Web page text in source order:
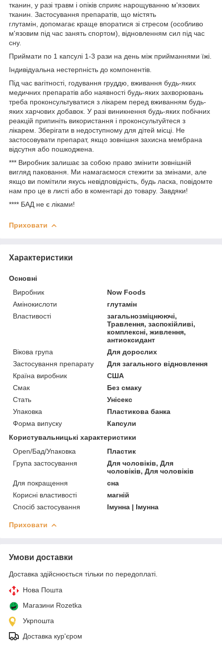
тканин, у разі травм і опіків сприяє нарощуванню м'язових
тканин. Застосування препаратів, що містять
глутамін, допомагає краще впоратися зі стресом (особливо
м'язовим під час занять спортом), відновленням сил під час
сну.
Приймати по 1 капсулі 1-3 рази на день між прийманнями їжі.
Індивідуальна нестерпність до компонентів.
Під час вагітності, годування груддю, вживання будь-яких
медичних препаратів або наявності будь-яких захворювань
треба проконсультуватися з лікарем перед вживанням будь-
яких харчових добавок. У разі виникнення будь-яких побічних
реакцій припиніть використання і проконсультуйтеся з
лікарем. Зберігати в недоступному для дітей місці. Не
застосовувати препарат, якщо зовнішня захисна мембрана
відсутня або пошкоджена.
*** Виробник залишає за собою право змінити зовнішній
вигляд паковання. Ми намагаємося стежити за змінами, але
якщо ви помітили якусь невідповідність, будь ласка, повідомте
нам про це в листі або в коментарі до товару. Завдяки!
**** БАД не є ліками!
Приховати
Характеристики
Основні
Виробник
Now Foods
Амінокислоти
глутамін
Властивості
загальнозміцнюючі,
Травлення, заспокійливі,
комплексні, живлення,
антиоксидант
Вікова група
Для дорослих
Застосування препарату
Для загального відновлення
Країна виробник
США
Смак
Без смаку
Стать
Унісекс
Упаковка
Пластикова банка
Форма випуску
Капсули
Користувальницькі характеристики
Open/Бад/Упаковка
Пластик
Група застосування
Для чоловіків, Для
чоловіків, Для чоловіків
Для покращення
сна
Корисні властивості
магній
Спосіб застосування
Імунна | Імунна
Приховати
Умови доставки
Доставка здійснюється тільки по передоплаті.
Нова Пошта
Магазини Rozetka
Укрпошта
Доставка кур'єром